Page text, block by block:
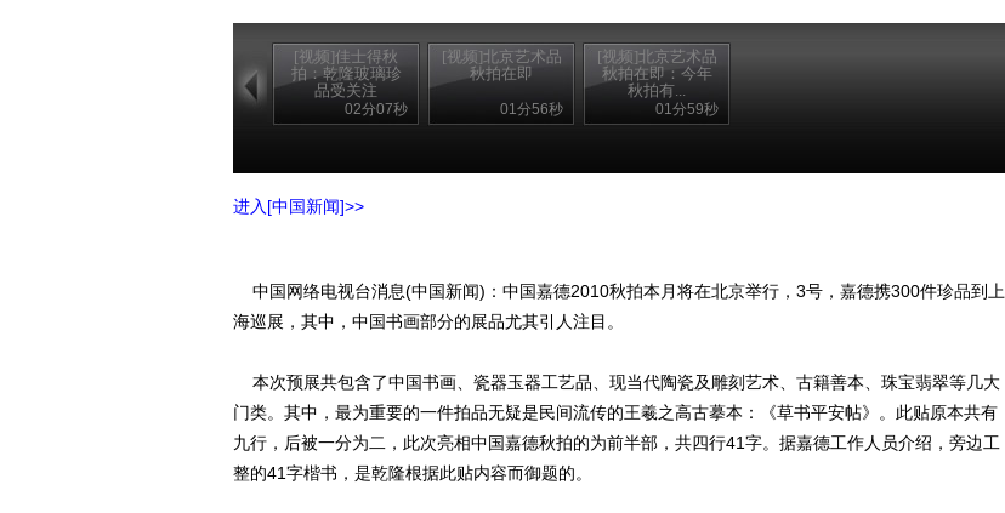
[视频]佳士得秋
拍：乾隆玻璃珍
品受关注
02分07秒
[视频]北京艺术品
秋拍在即
01分56秒
[视频]北京艺术品
秋拍在即：今年
秋拍有...
01分59秒
进入[中国新闻]>>
中国网络电视台消息(中国新闻)：中国嘉德2010秋拍本月将在北京举行，3号，嘉德携300件珍品到上
海巡展，其中，中国书画部分的展品尤其引人注目。
本次预展共包含了中国书画、瓷器玉器工艺品、现当代陶瓷及雕刻艺术、古籍善本、珠宝翡翠等几大
门类。其中，最为重要的一件拍品无疑是民间流传的王羲之高古摹本：《草书平安帖》。此贴原本共有
九行，后被一分为二，此次亮相中国嘉德秋拍的为前半部，共四行41字。据嘉德工作人员介绍，旁边工
整的41字楷书，是乾隆根据此贴内容而御题的。